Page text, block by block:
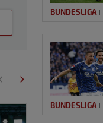
BUNDESLIGA
BUNDESLIGA